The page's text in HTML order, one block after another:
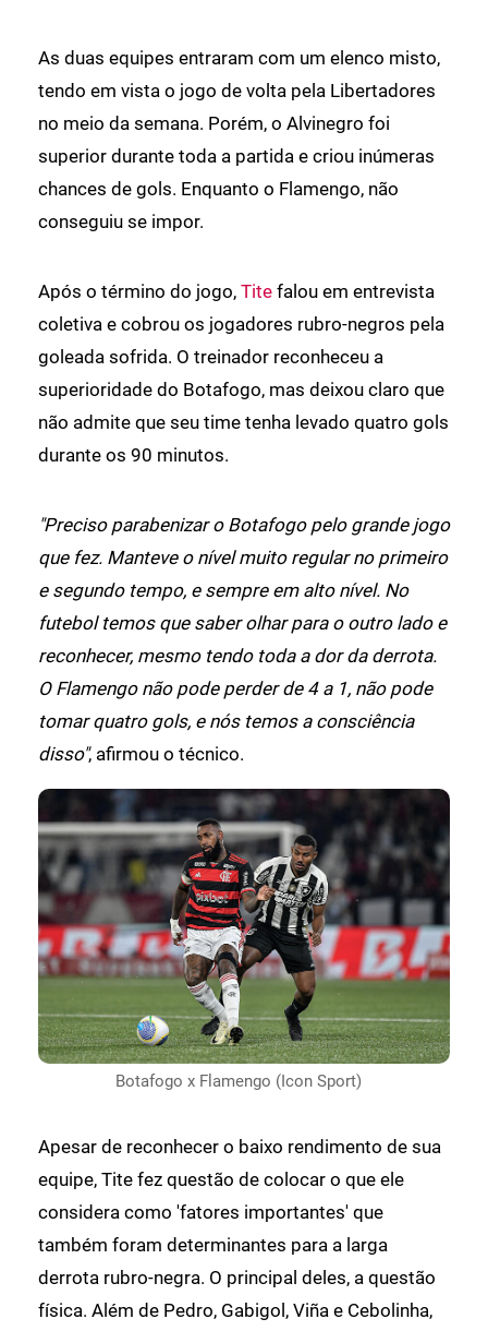
As duas equipes entraram com um elenco misto,
tendo em vista o jogo de volta pela Libertadores
no meio da semana. Porém, o Alvinegro foi
superior durante toda a partida e criou inúmeras
chances de gols. Enquanto o Flamengo, não
conseguiu se impor.
Após o término do jogo, Tite falou em entrevista
coletiva e cobrou os jogadores rubro-negros pela
goleada sofrida. O treinador reconheceu a
superioridade do Botafogo, mas deixou claro que
não admite que seu time tenha levado quatro gols
durante os 90 minutos.
"Preciso parabenizar o Botafogo pelo grande jogo
que fez. Manteve o nível muito regular no primeiro
e segundo tempo, e sempre em alto nível. No
futebol temos que saber olhar para o outro lado e
reconhecer, mesmo tendo toda a dor da derrota.
O Flamengo não pode perder de 4 a 1, não pode
tomar quatro gols, e nós temos a consciência
disso", afirmou o técnico.
Botafogo x Flamengo (Icon Sport)
Apesar de reconhecer o baixo rendimento de sua
equipe, Tite fez questão de colocar o que ele
considera como 'fatores importantes' que
também foram determinantes para a larga
derrota rubro-negra. O principal deles, a questão
física. Além de Pedro, Gabigol, Viña e Cebolinha,